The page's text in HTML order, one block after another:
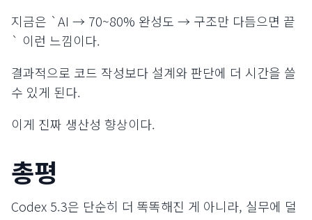
지금은 `AI → 70~80% 완성도 → 구조만 다듬으면 끝
` 이런 느낌이다.
결과적으로 코드 작성보다 설계와 판단에 더 시간을 쓸
수 있게 된다.
이게 진짜 생산성 향상이다.
총평
Codex 5.3은 단순히 더 똑똑해진 게 아니라, 실무에 덜